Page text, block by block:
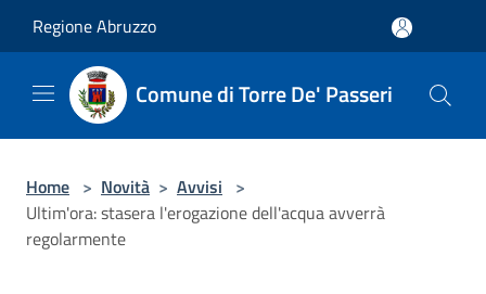
Regione Abruzzo
Comune di Torre De' Passeri
Home > Novità > Avvisi >
Ultim'ora: stasera l'erogazione dell'acqua avverrà
regolarmente